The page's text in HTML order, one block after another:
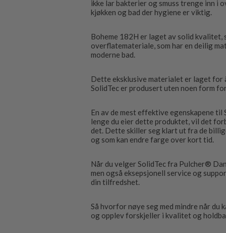
ikke lar bakterier og smuss trenge inn i
kjøkken og bad der hygiene er viktig.
Boheme 182H er laget av solid
overflatemateriale, som har en deilig
moderne bad.
Dette eksklusive materialet er laget for
SolidTec er produsert uten noen form
En av de mest effektive egenskapene
lenge du eier dette produktet, vil det
det. Dette skiller seg klart ut fra de
og som kan endre farge over kort tid.
Når du velger SolidTec fra Pulcher®
men også eksepsjonell service og
din tilfredshet.
Så hvorfor nøye seg med mindre når du
og opplev forskjeller i kvalitet og